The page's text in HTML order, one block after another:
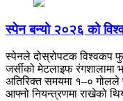
स्पेन बन्यो २०२६ को
स्पेनले दोस्रोपटक विश्वकप
जर्सीको मेटलाइफ रंगशालामा
अतिरिक्त समयमा १–०
आफ्नो नियन्त्रणमा राखेको